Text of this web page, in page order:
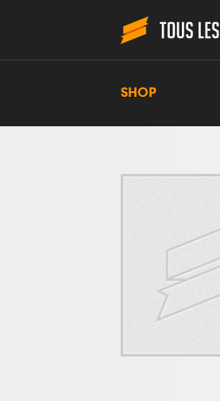
SHOP